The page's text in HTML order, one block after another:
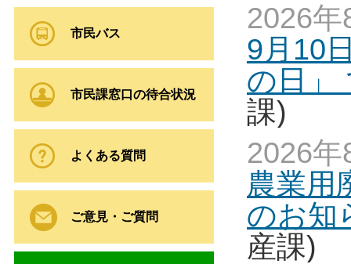
2026
9月10
の日」
課)
2026
農業用
のお知
産課)
市民バス
市民課窓口の待合状況
よくある質問
ご意見・ご質問